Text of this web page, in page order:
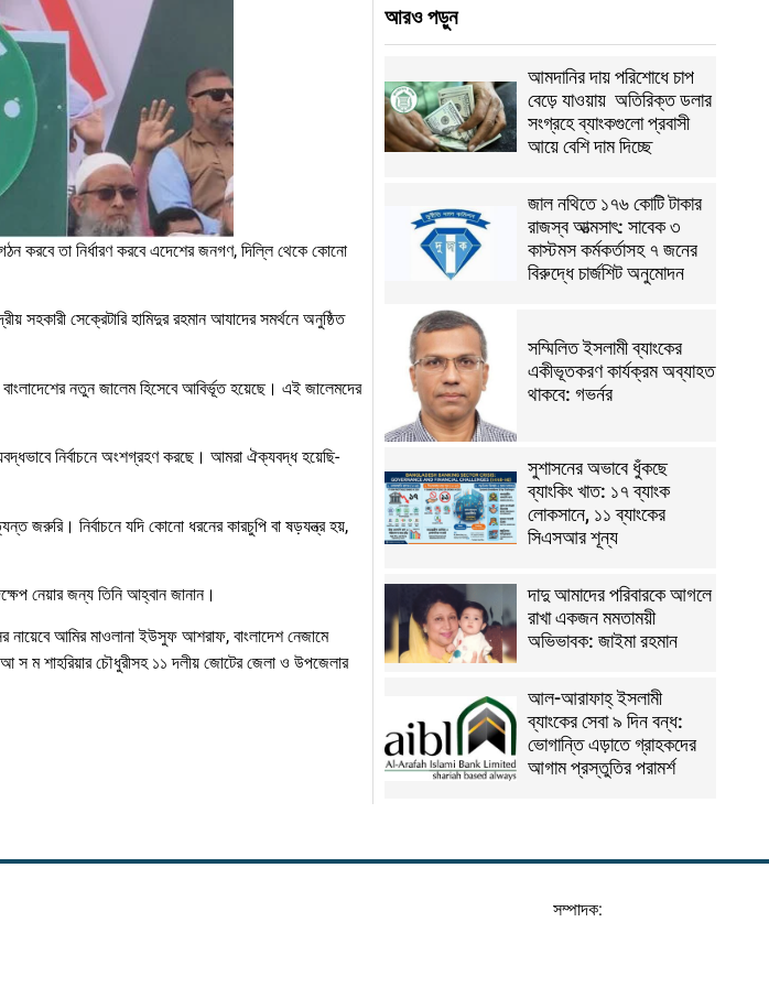
করবে তা নির্ধারণ করবে এদেশের জনগণ, দিল্লি থেকে কোনো
সহকারী সেক্রেটারি হামিদুর রহমান আযাদের সমর্থনে অনুষ্ঠিত
বাংলাদেশের নতুন জালেম হিসেবে আবির্ভূত হয়েছে। এই জালেমদের
নির্বাচনে অংশগ্রহণ করছে। আমরা ঐক্যবদ্ধ হয়েছি-
জরুরি। নির্বাচনে যদি কোনো ধরনের কারচুপি বা ষড়যন্ত্র হয়,
নেয়ার জন্য তিনি আহ্বান জানান।
নায়েবে আমির মাওলানা ইউসুফ আশরাফ, বাংলাদেশ নেজামে
স ম শাহরিয়ার চৌধুরীসহ ১১ দলীয় জোটের জেলা ও উপজেলার
আরও পড়ুন
আমদানির দায় পরিশোধে চাপ
বেড়ে যাওয়ায় অতিরিক্ত ডলার
সংগ্রহে ব্যাংকগুলো প্রবাসী
আয়ে বেশি দাম দিচ্ছে
জাল নথিতে ১৭৬ কোটি টাকার
রাজস্ব আত্মসাৎ: সাবেক ৩
কাস্টমস কর্মকর্তাসহ ৭ জনের
বিরুদ্ধে চার্জশিট অনুমোদন
সম্মিলিত ইসলামী ব্যাংকের
একীভূতকরণ কার্যক্রম অব্যাহত
থাকবে: গভর্নর
সুশাসনের অভাবে ধুঁকছে
ব্যাংকিং খাত: ১৭ ব্যাংক
লোকসানে, ১১ ব্যাংকের
সিএসআর শূন্য
দাদু আমাদের পরিবারকে আগলে
রাখা একজন মমতাময়ী
অভিভাবক: জাইমা রহমান
আল-আরাফাহ্‌ ইসলামী
ব্যাংকের সেবা ৯ দিন বন্ধ:
ভোগান্তি এড়াতে গ্রাহকদের
আগাম প্রস্তুতির পরামর্শ
সম্পাদক: